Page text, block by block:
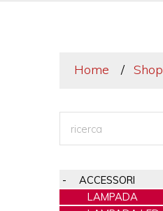
Home Shop
ACCESSORI
LAMPADA